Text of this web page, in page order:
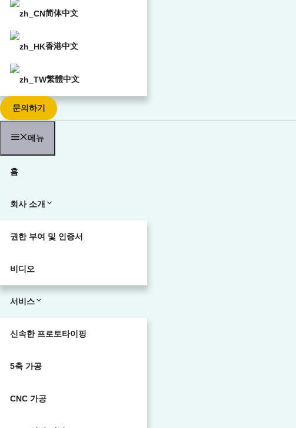
简体中文
香港中文
繁體中文
문의하기
메뉴
홈
회사 소개
권한 부여 및 인증서
비디오
서비스
신속한 프로토타이핑
5축 가공
CNC 가공